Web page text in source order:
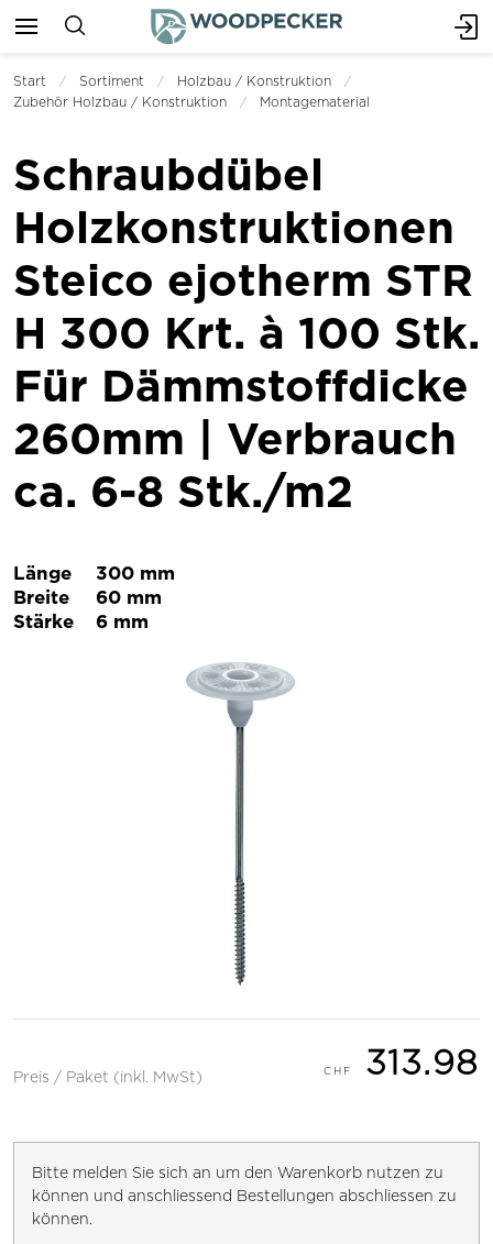
Start Sortiment
Holzbau / Konstruktion
Zubehör Holzbau / Konstruktion
Montagematerial
Schraubdübel
Holzkonstruktionen
Steico ejotherm STR
H 300 Krt. à 100 Stk.
Für Dämmstoffdicke
260mm | Verbrauch
ca. 6-8 Stk./m2
Länge
300 mm
Breite
60 mm
Stärke
6 mm
Preis / Paket (inkl. MwSt) 313.98
Bitte melden Sie sich an um den Warenkorb nutzen zu
können und anschliessend Bestellungen abschliessen zu
können.